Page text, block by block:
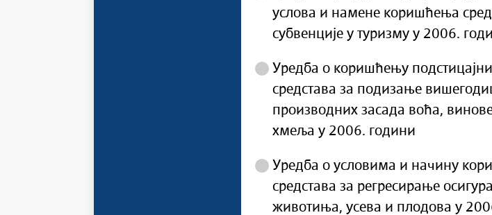
услова и намене коришћења
субвенције у туризму у 2006.
Уредба о коришћењу
средстава за подизање
производних засада воћа,
хмеља у 2006. години
Уредба о условима и начину
средстава за регресирање
животиња, усева и плодова у